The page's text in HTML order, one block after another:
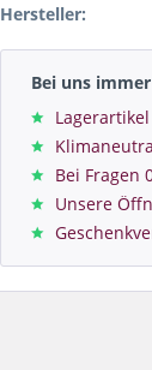
Hersteller:
Bei uns immer
Bei Fragen
Unsere